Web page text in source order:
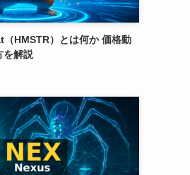
HMSTR）とは何か 価格動
を解説